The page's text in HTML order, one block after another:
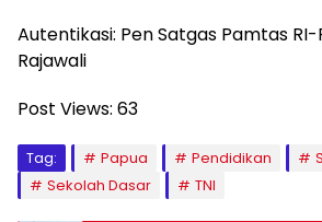
Autentikasi: Pen Satgas Pamtas RI-
Rajawali
Post Views: 63
Tag: Papua Pendidikan
Sekolah Dasar
TNI